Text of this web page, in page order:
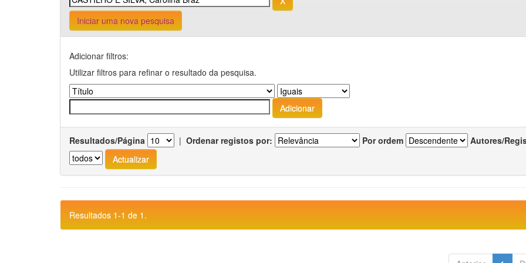
Iniciar uma nova pesquisa
Adicionar filtros:
Utilizar filtros para refinar o resultado da pesquisa.
Resultados/Página | Ordenar registos por: Por ordem Autores/
Resultados 1-1 de 1.